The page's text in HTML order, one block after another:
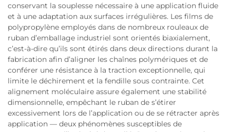
conservant la souplesse nécessaire à une application fluide
et à une adaptation aux surfaces irrégulières. Les films de
polypropylène employés dans de nombreux rouleaux de
ruban d’emballage industriel sont orientés biaxialement,
c’est-à-dire qu’ils sont étirés dans deux directions durant la
fabrication afin d’aligner les chaînes polymériques et de
conférer une résistance à la traction exceptionnelle, qui
limite le déchirement et la fendille sous contrainte. Cet
alignement moléculaire assure également une stabilité
dimensionnelle, empêchant le ruban de s’étirer
excessivement lors de l’application ou de se rétracter après
application — deux phénomènes susceptibles de